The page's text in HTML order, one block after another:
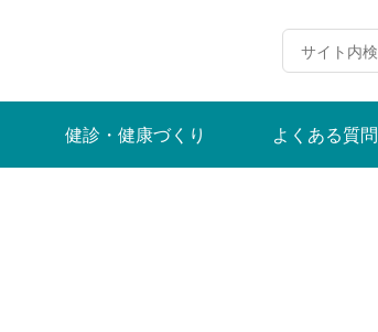
健診・健康づくり よくある質問